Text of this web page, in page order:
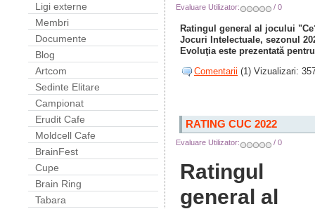
Ligi externe
Membri
Documente
Blog
Artcom
Sedinte Elitare
Campionat
Erudit Cafe
Moldcell Cafe
BrainFest
Cupe
Brain Ring
Tabara
Evaluare Utilizator: / 0
Ratingul general al jocului
Jocuri Intelectuale, sezonul
Evoluţia este prezentată
Comentarii (1) Vizualizari:
RATING CUC 2022
Evaluare Utilizator: / 0
Ratingul
general al